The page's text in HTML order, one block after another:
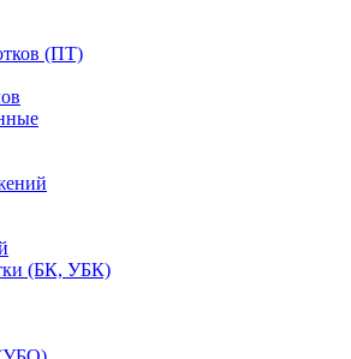
(ПТ)
(БК, УБК)